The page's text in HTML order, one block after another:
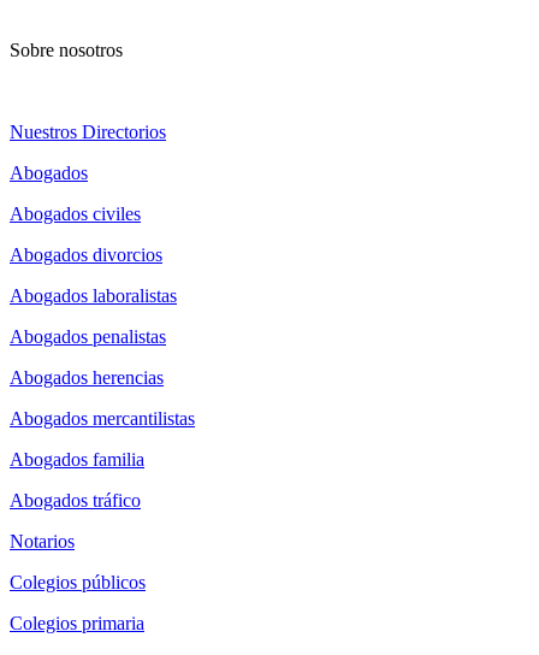
Sobre nosotros
Nuestros Directorios
Abogados
Abogados civiles
Abogados divorcios
Abogados laboralistas
Abogados penalistas
Abogados herencias
Abogados mercantilistas
Abogados familia
Abogados tráfico
Notarios
Colegios públicos
Colegios primaria